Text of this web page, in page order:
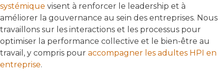
systémique visent à renforcer le leadership et à
améliorer la gouvernance au sein des entreprises. Nous
travaillons sur les interactions et les processus pour
optimiser la performance collective et le bien-être au
travail, y compris pour accompagner les adultes HPI en
entreprise.